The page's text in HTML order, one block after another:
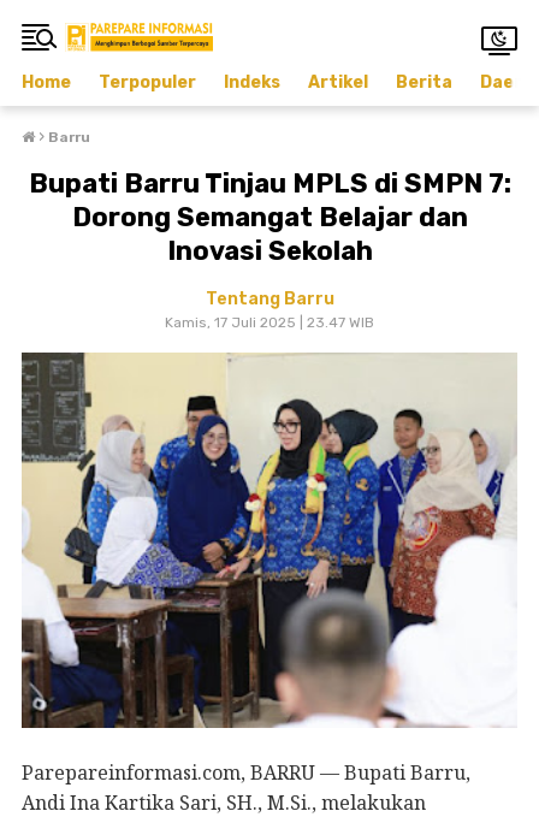
Home Terpopuler Indeks Artikel Berita
› Barru
Bupati Barru Tinjau MPLS di SMPN 7:
Dorong Semangat Belajar dan
Inovasi Sekolah
Tentang Barru
Kamis, 17 Juli 2025 | 23.47 WIB
Parepareinformasi.com, BARRU — Bupati Barru,
Andi Ina Kartika Sari, SH., M.Si., melakukan